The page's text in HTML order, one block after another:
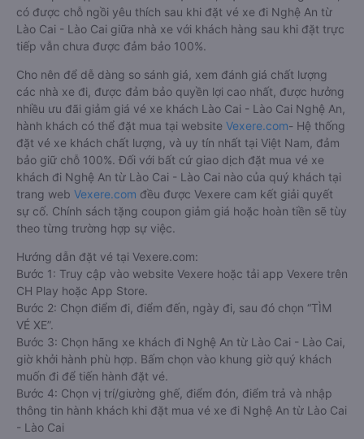
có được chỗ ngồi yêu thích sau khi đặt vé xe đi Nghệ An từ
Lào Cai - Lào Cai giữa nhà xe với khách hàng sau khi đặt trực
tiếp vẫn chưa được đảm bảo 100%.
Cho nên để dễ dàng so sánh giá, xem đánh giá chất lượng
các nhà xe đi, được đảm bảo quyền lợi cao nhất, được hưởng
nhiều ưu đãi giảm giá vé xe khách Lào Cai - Lào Cai Nghệ An,
hành khách có thể đặt mua tại website Vexere.com- Hệ thống
đặt vé xe khách chất lượng, và uy tín nhất tại Việt Nam, đảm
bảo giữ chỗ 100%. Đối với bất cứ giao dịch đặt mua vé xe
khách đi Nghệ An từ Lào Cai - Lào Cai nào của quý khách tại
trang web Vexere.com đều được Vexere cam kết giải quyết
sự cố. Chính sách tặng coupon giảm giá hoặc hoàn tiền sẽ tùy
theo từng trường hợp sự việc.
Hướng dẫn đặt vé tại Vexere.com:
Bước 1: Truy cập vào website Vexere hoặc tải app Vexere trên
CH Play hoặc App Store.
Bước 2: Chọn điểm đi, điểm đến, ngày đi, sau đó chọn “TÌM
VÉ XE”.
Bước 3: Chọn hãng xe khách đi Nghệ An từ Lào Cai - Lào Cai,
giờ khởi hành phù hợp. Bấm chọn vào khung giờ quý khách
muốn đi để tiến hành đặt vé.
Bước 4: Chọn vị trí/giường ghế, điểm đón, điểm trả và nhập
thông tin hành khách khi đặt mua vé xe đi Nghệ An từ Lào Cai
- Lào Cai